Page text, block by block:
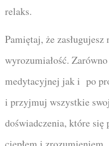
relaks.
Pamiętaj, że
wyrozumiałość.
medytacyjnej jak i po
i przyjmuj wszystkie
doświadczenia, które